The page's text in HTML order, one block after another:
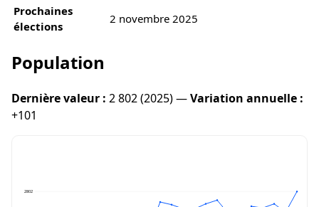
Prochaines
élections
2 novembre 2025
Population
Dernière valeur : 2 802 (2025) —Variation annuelle :
+101
2802